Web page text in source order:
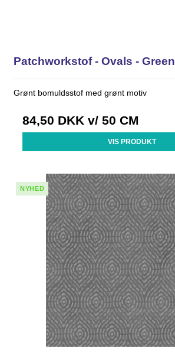
Patchworkstof - Ovals - Green
Grønt bomuldsstof med grønt motiv
84,50 DKK v/ 50 CM
VIS PRODUKT
NYHED